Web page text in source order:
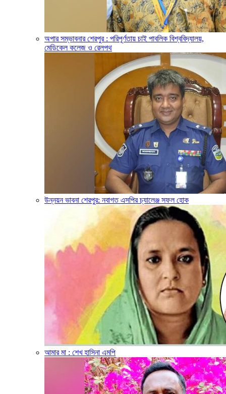
অপার সম্ভাবনার শেরপুর : পরিপূর্ণতায় চাই পাবলিক বিশ্ববিদ্যালয়,
মেডিকেল কলেজ ও রেলপথ
উন্নয়ন ভাবনা শেরপুর: নবাগত এসপির চ্যালেঞ্জ সফল হোক
আমার মা : শেখ হাসিনা এমপি